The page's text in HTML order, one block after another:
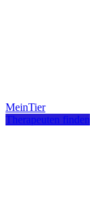
MeinTier
Therapeuten finden